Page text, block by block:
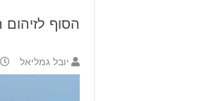
הסוף
יובל גמליאל